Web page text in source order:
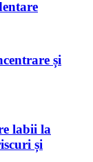
și
labii la
și